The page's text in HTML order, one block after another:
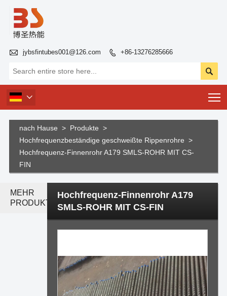
 jybsfintubes001@126.com  +86-13276285666


nach Hause > Produkte >
Hochfrequenzbeständige geschweißte Rippenrohre >
Hochfrequenz-Finnenrohr A179 SMLS-ROHR MIT CS-
FIN
Hochfrequenz-Finnenrohr A179
SMLS-ROHR MIT CS-FIN
MEHR
PRODUKTE